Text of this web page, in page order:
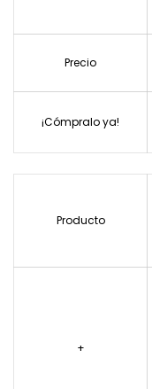
Precio
¡Cómpralo ya!
Producto
+